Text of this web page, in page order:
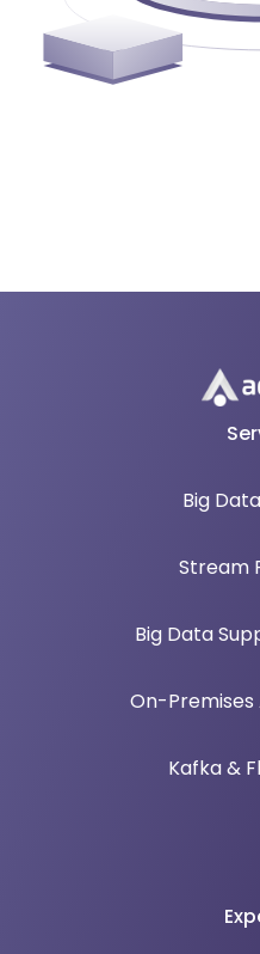
Big
Stream
Big Data
On-Premises
Kafka &